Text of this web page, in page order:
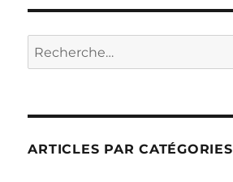
Recherche
pour :
ARTICLES PAR CATÉGORIES